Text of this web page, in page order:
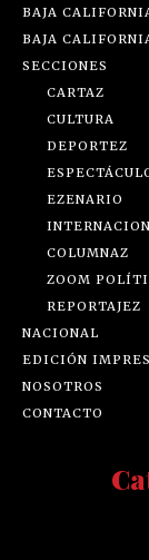
BAJA
BAJA
SECCIONES
CARTAZ
CULTURA
DEPORTEZ
EZENARIO
COLUMNAZ
ZOOM
REPORTAJEZ
NACIONAL
EDICIÓN
NOSOTROS
CONTACTO